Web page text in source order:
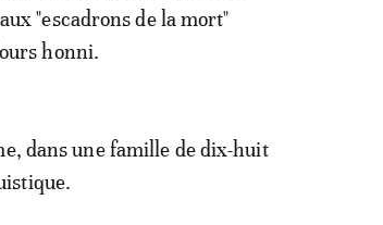
"escadrons de la mort"
honni.
dans une famille de dix-huit